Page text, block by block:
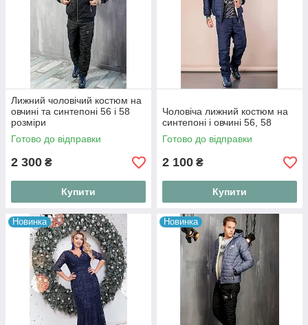
Лижний чоловічий костюм на
овчині та синтепоні 56 і 58
розміри
Готово до відправки
2 300 ₴
Купити
Чоловіча лижний костюм на
синтепоні і овчині 56, 58
Готово до відправки
2 100 ₴
Купити
Новинка Новинка